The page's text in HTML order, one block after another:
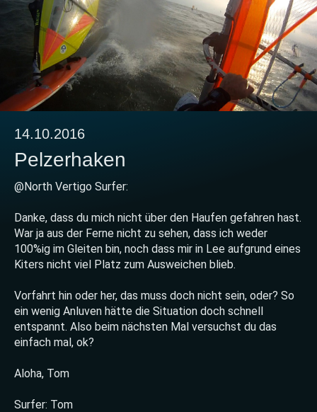
14.10.2016
Pelzerhaken
@North Vertigo Surfer:
Danke, dass du mich nicht über den Haufen gefahren hast.
War ja aus der Ferne nicht zu sehen, dass ich weder
100%ig im Gleiten bin, noch dass mir in Lee aufgrund eines
Kiters nicht viel Platz zum Ausweichen blieb.
Vorfahrt hin oder her, das muss doch nicht sein, oder? So
ein wenig Anluven hätte die Situation doch schnell
entspannt. Also beim nächsten Mal versuchst du das
einfach mal, ok?
Aloha, Tom
Surfer: Tom